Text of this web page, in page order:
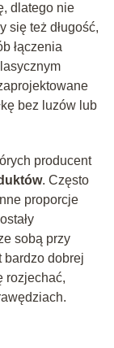
dlatego nie
się też długość,
łączenia
bez luzów lub
producent
. Często
proporcje
sobą przy
bardzo dobrej
rozjechać,